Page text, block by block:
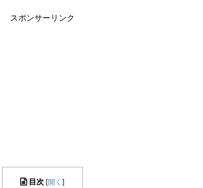
スポンサーリンク
目次 [開く ]